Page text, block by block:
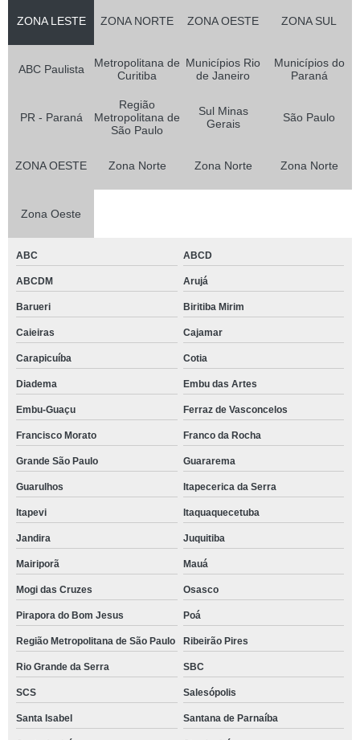
ZONA LESTE ZONA NORTE ZONA OESTE ZONA SUL
ABC Paulista
Metropolitana de
Curitiba
Municípios Rio
de Janeiro
Municípios do
Paraná
PR - Paraná
Região
Metropolitana de
São Paulo
Sul Minas
Gerais
São Paulo
ZONA OESTE Zona Norte Zona Norte Zona Norte
Zona Oeste
ABC ABCD
ABCDM Arujá
Barueri Biritiba Mirim
Caieiras Cajamar
Carapicuíba Cotia
Diadema Embu das Artes
Embu-Guaçu Ferraz de Vasconcelos
Francisco Morato Franco da Rocha
Grande São Paulo Guararema
Guarulhos Itapecerica da Serra
Itapevi Itaquaquecetuba
Jandira Juquitiba
Mairiporã Mauá
Mogi das Cruzes Osasco
Pirapora do Bom Jesus Poá
Região Metropolitana de São Paulo Ribeirão Pires
Rio Grande da Serra SBC
SCS Salesópolis
Santa Isabel Santana de Parnaíba